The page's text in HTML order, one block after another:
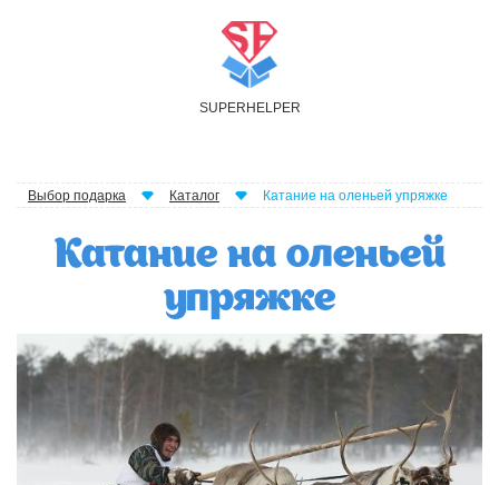
SUPER H ELPER
Выбор подарка Каталог Катание на оленьей упряжке
Катание на оленьей
упряжке